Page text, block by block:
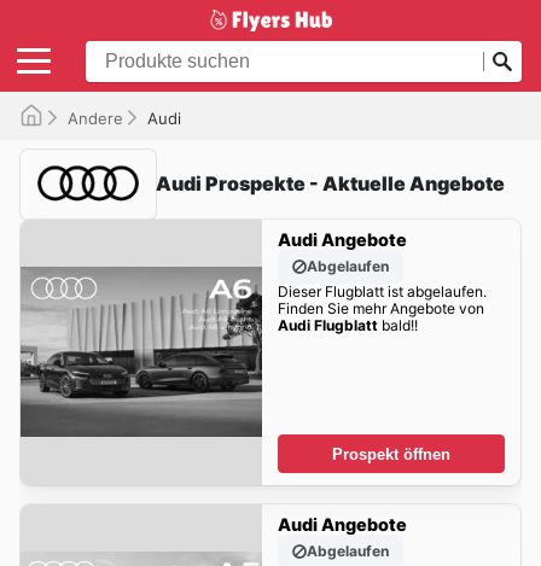
Andere Audi
Audi Prospekte - Aktuelle Angebote
Audi Angebote
Abgelaufen
Dieser Flugblatt ist abgelaufen.
Finden Sie mehr Angebote von
Audi Flugblattbald!!
Prospekt öffnen
Audi Angebote
Abgelaufen